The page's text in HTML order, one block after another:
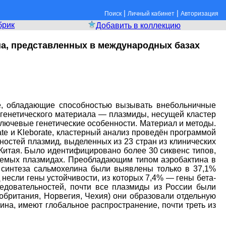
Поиск | Личный кабинет | Авторизация
Добавить в коллекцию
представленных в международных базах
способностью вызывать внебольничные
материала — плазмиды, несущей кластер
генетические особенности. Материал и методы.
и Kleborate, кластерный анализ проведён программой
плазмид, выделенных из 23 стран из клинических
Было идентифицировано более 30 сиквенс типов,
плазмидах. Преобладающим типом аэробактина в
сальмохелина были выявлены только в 37,1%
гены устойчивости, из которых 7,4% — гены бета-
почти все плазмиды из России были
Норвегия, Чехия) они образовали отдельную
имеют глобальное распространение, почти треть из